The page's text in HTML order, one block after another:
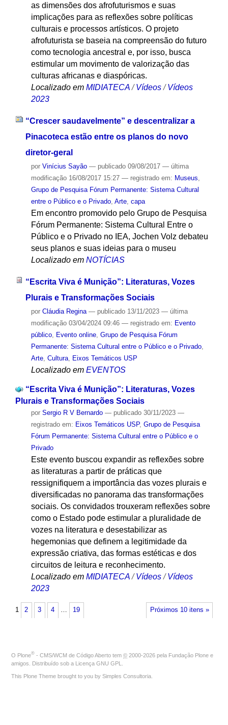
as dimensões dos afrofuturismos e suas
implicações para as reflexões sobre políticas
culturais e processos artísticos. O projeto
afrofuturista se baseia na compreensão do futuro
como tecnologia ancestral e, por isso, busca
estimular um movimento de valorização das
culturas africanas e diaspóricas.
Localizado em MIDIATECA /Vídeos /Vídeos
2023
“Crescer saudavelmente” e descentralizar a
Pinacoteca estão entre os planos do novo
diretor-geral
por Vinícius Sayão — publicado09/08/2017 — última
modificação16/08/2017 15:27 — registrado em: Museus
Grupo de Pesquisa Fórum Permanente: Sistema Cultural
entre o Público e o Privado, Arte, capa
Em encontro promovido pelo Grupo de Pesquisa
Fórum Permanente: Sistema Cultural Entre o
Público e o Privado no IEA, Jochen Volz debateu
seus planos e suas ideias para o museu
Localizado em NOTÍCIAS
“Escrita Viva é Munição”: Literaturas, Vozes
Plurais e Transformações Sociais
por Cláudia Regina — publicado13/11/2023 — última
modificação03/04/2024 09:46 — registrado em: Evento
público, Evento online, Grupo de Pesquisa Fórum
Permanente: Sistema Cultural entre o Público e o Privado,
Arte, Cultura, Eixos Temáticos USP
Localizado em EVENTOS
“Escrita Viva é Munição”: Literaturas, Vozes
Plurais e Transformações Sociais
por Sergio R V Bernardo — publicado30/11/2023 —
registrado em: Eixos Temáticos USP, Grupo de Pesquisa
Fórum Permanente: Sistema Cultural entre o Público e o
Privado
Este evento buscou expandir as reflexões sobre
as literaturas a partir de práticas que
ressignifiquem a importância das vozes plurais e
diversificadas no panorama das transformações
sociais. Os convidados trouxeram reflexões sobre
como o Estado pode estimular a pluralidade de
vozes na literatura e desestabilizar as
hegemonias que definem a legitimidade da
expressão criativa, das formas estéticas e dos
circuitos de leitura e reconhecimento.
Localizado em MIDIATECA /Vídeos /Vídeos
2023
Próximos 10 itens »
1 2 3 4 … 19
O Plone® - CMS/WCM de Código Aberto tem © 2000-2026 pela Fundação Plone e
amigos. Distribuído sob a Licença GNU GPL
This Plone Theme brought to you by Simples Consultoria